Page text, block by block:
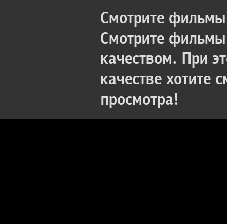
Смотрите
Смотрите
качеством. При
качестве хотите
просмотра!